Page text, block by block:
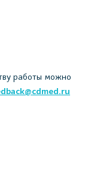
работы можно